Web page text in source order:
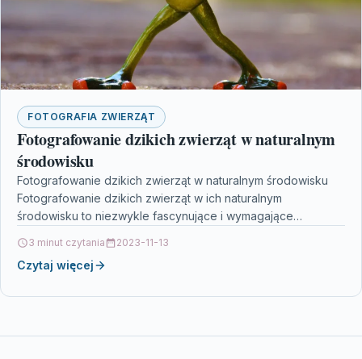
FOTOGRAFIA ZWIERZĄT
Fotografowanie dzikich zwierząt w naturalnym
środowisku
Fotografowanie dzikich zwierząt w naturalnym środowisku
Fotografowanie dzikich zwierząt w ich naturalnym
środowisku to niezwykle fascynujące i wymagające
3 minut czytania 2023-11-13
Czytaj więcej